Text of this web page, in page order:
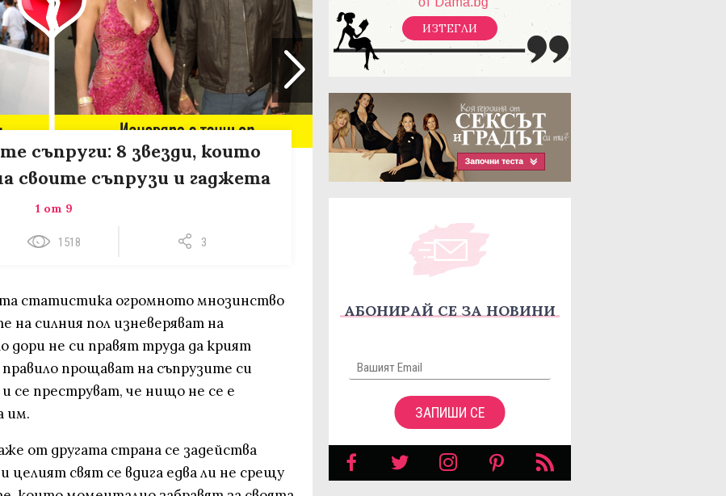
съпруги: 8 звезди, които
своите съпрузи и гаджета
1 от 9
1518 3
статистика огромното мнозинство
на силния пол изневеряват на
дори не си правят труда да крият
прощават на съпрузите си
се преструват, че нищо не се е
им.
от другата страна се задейства
целият свят се вдига едва ли не срещу
ИЗТЕГЛИ
АБОНИРАЙ СЕ ЗА НОВИНИ
ЗАПИШИ СЕ